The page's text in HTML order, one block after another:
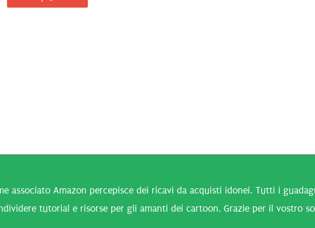
associato Amazon percepisce dei ricavi da acquisti idonei. Tutti i
tutorial e risorse per gli amanti dei cartoon. Grazie per il vostro